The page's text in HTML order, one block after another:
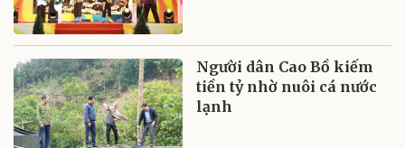
Người dân Cao Bồ kiếm
tiền tỷ nhờ nuôi cá nước
lạnh